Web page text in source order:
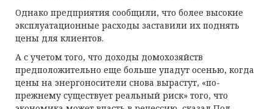
Однако предприятия сообщили, что более высокие
эксплуатационные расходы заставили их поднять
цены для клиентов.
А с учетом того, что доходы домохозяйств
предположительно еще больше упадут осенью, когда
цены на энергоносители снова вырастут, «по-
прежнему существует реальный риск» того, что